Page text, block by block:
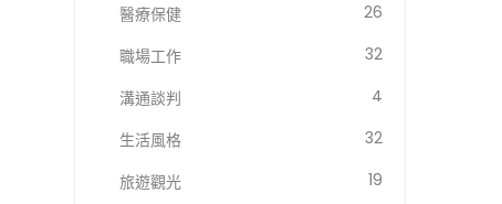
醫療保健
26
職場工作
32
溝通談判
4
生活風格
32
旅遊觀光
19